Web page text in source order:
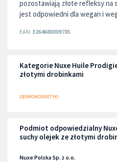
pozostawiają złote refleksy na
jest odpowiedni dla wegan i
EAN: 3264680009785
Kategorie Nuxe Huile
złotymi drobinkami
DERMOKOSMETYKI
Podmiot odpowiedzialny
suchy olejek ze złotymi
Nuxe Polska Sp. z o.o.